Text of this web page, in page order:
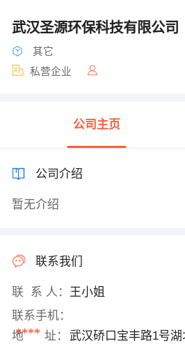
武汉圣源环保科技有限公司
其它
私营企业
公司主页
公司介绍
暂无介绍
联系我们
联 系 人： 王小姐
联系手机：
****
地 址： 武汉硚口宝丰路1号